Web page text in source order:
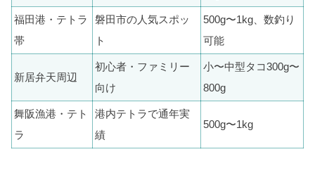
福田港・テトラ
帯
磐田市の人気スポッ
ト
500g〜1kg、数釣り
可能
新居弁天周辺
初心者・ファミリー
向け
小〜中型タコ300g〜
800g
舞阪漁港・テト
ラ
港内テトラで通年実
績
500g〜1kg